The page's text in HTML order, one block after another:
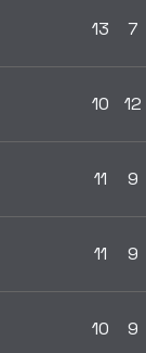
13 7
10 12
11 9
11 9
10 9